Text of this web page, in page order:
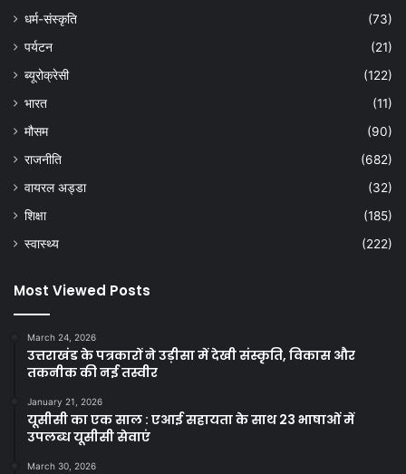
धर्म-संस्कृति
(73)
पर्यटन
(21)
ब्यूरोक्रेसी
(122)
भारत
(11)
मौसम
(90)
राजनीति
(682)
वायरल अड्डा
(32)
शिक्षा
(185)
स्वास्थ्य
(222)
Most Viewed Posts
March 24, 2026
उत्तराखंड के पत्रकारों ने उड़ीसा में देखी संस्कृति, विकास और
तकनीक की नई तस्वीर
January 21, 2026
यूसीसी का एक साल : एआई सहायता के साथ 23 भाषाओं में
उपलब्ध यूसीसी सेवाएं
March 30, 2026